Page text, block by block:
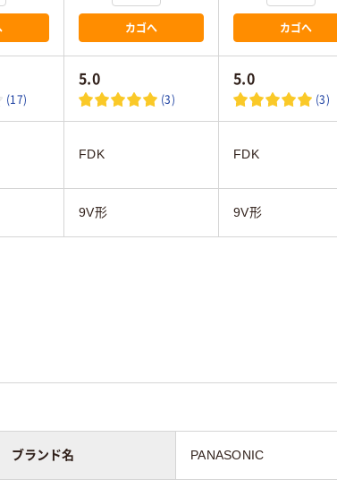
カゴへ カゴへ
(17)
5.0
(3)
5.0
(3)
FDK FDK
9V形 9V形
ブランド名 PANASONIC